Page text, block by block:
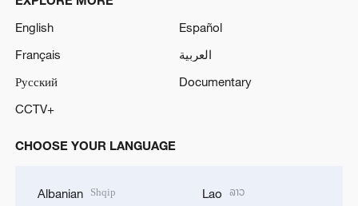
English
Español
Français
العربية
Русский
Documentary
CCTV+
CHOOSE YOUR LANGUAGE
Albanian Shqip Lao ລາວ